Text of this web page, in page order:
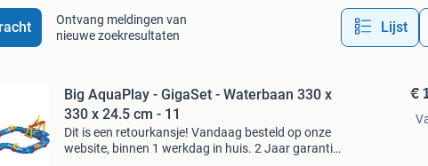
Ontvang meldingen van
nieuwe zoekresultaten
Lijst
Big AquaPlay - GigaSet - Waterbaan 330 x
330 x 24.5 cm - 11
Dit is een retourkansje! Vandaag besteld op onze
website, binnen 1 werkdag in huis. 2 Jaar garantie.
€